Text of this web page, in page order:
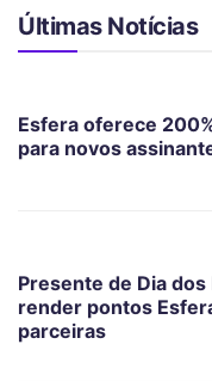
Últimas Notícias
Esfera oferece
para novos
Presente de Dia dos
render pontos
parceiras